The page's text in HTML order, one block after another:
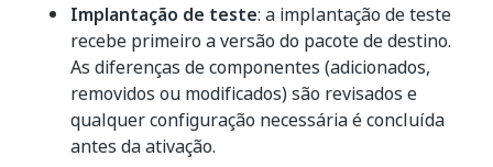
Implantação de teste: a implantação de teste
recebe primeiro a versão do pacote de destino.
As diferenças de componentes (adicionados,
removidos ou modificados) são revisados e
qualquer configuração necessária é concluída
antes da ativação.